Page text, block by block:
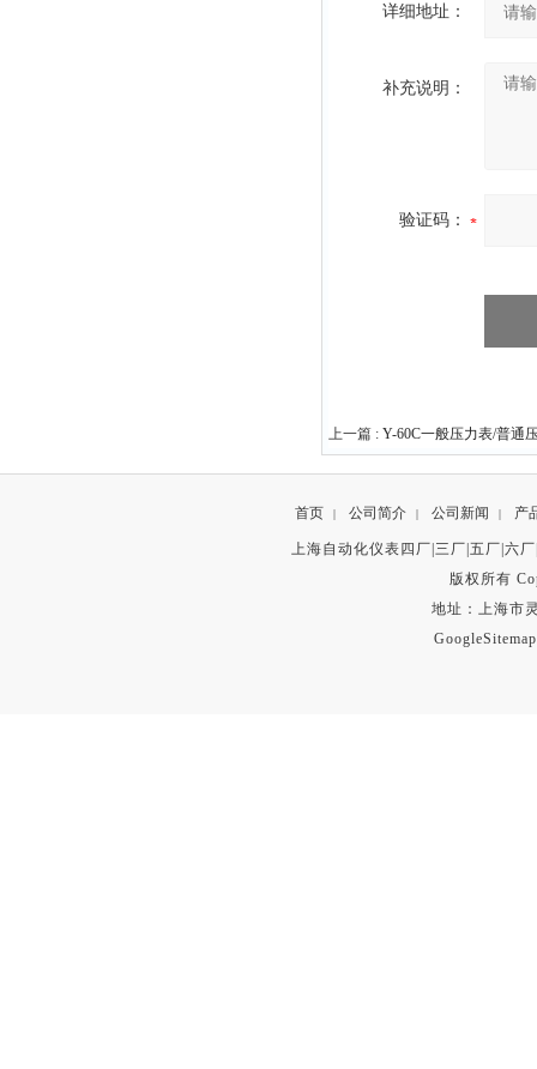
详细地址：
补充说明：
验证码：
上一篇 : Y-60C一般压力表/普通
首页 | 公司简介 | 公司新闻 | 产
上海自动化仪表四厂|三厂|五厂|六
版权所有
地址：上海市
GoogleSitemap